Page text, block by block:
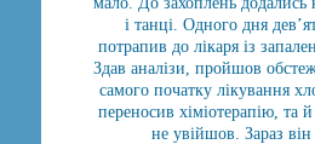
і танці. Одного дня
потрапив до лікаря із
Здав аналізи, пройшов
самого початку лікування
переносив хіміотерапію, та
не увійшов. Зараз